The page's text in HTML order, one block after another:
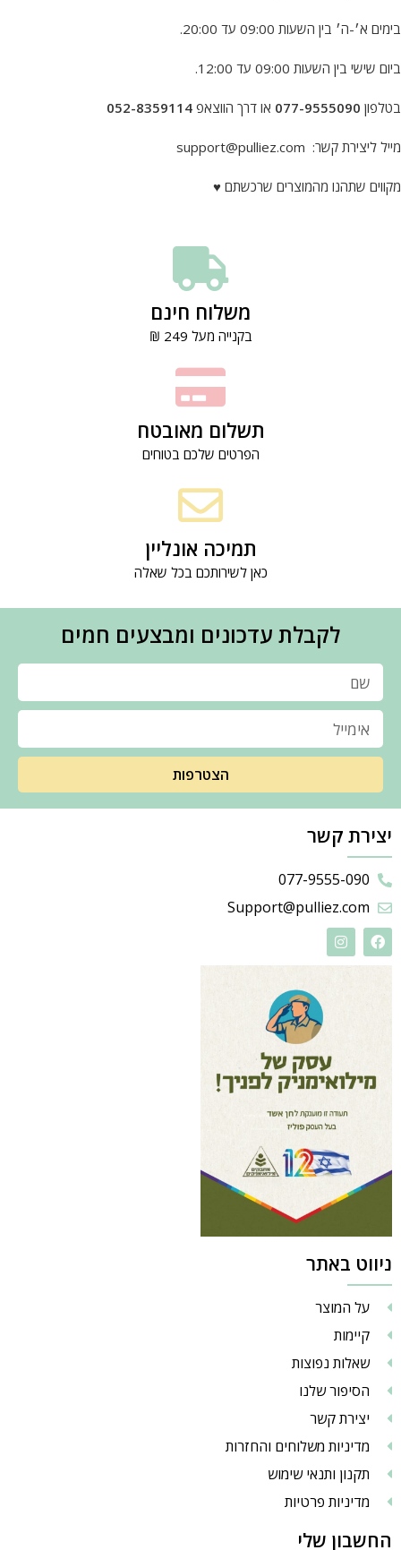
בימים א׳-ה׳ בין השעות 09:00 עד 20:00.
ביום שישי בין השעות 09:00 עד 12:00.
בטלפון 077-9555090 או דרך הווצאפ 052-8359114
מייל ליצירת קשר: support@pulliez.com
מקווים שתהנו מהמוצרים שרכשתם ♥️
משלוח חינם
בקנייה מעל 249 ₪
תשלום מאובטח
הפרטים שלכם בטוחים
תמיכה אונליין
כאן לשירותכם בכל שאלה
לקבלת עדכונים ומבצעים חמים
הצטרפות
יצירת קשר
077-9555-090
Support@pulliez.com
ניווט באתר
על המוצר
קיימות
שאלות נפוצות
הסיפור שלנו
יצירת קשר
מדיניות משלוחים והחזרות
תקנון ותנאי שימוש
מדיניות פרטיות
החשבון שלי